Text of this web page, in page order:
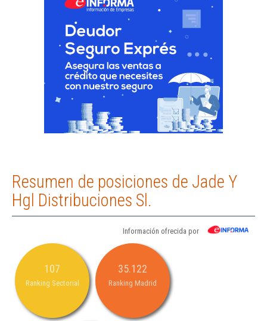
Resumen de posiciones de Jade Y
Hgl Distribuciones Sl.
Información ofrecida por
107
Ranking Sectorial
35.122
Ranking Madrid